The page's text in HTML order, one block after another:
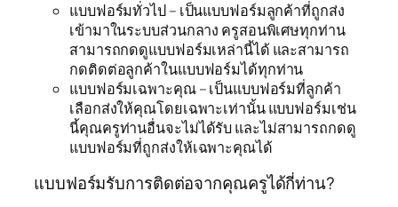
แบบฟอร์มทั่วไป – เป็นแบบฟอร์มลูกค้าที่ถูกส่ง
เข้ามาในระบบส่วนกลาง ครูสอนพิเศษทุกท่าน
สามารถกดดูแบบฟอร์มเหล่านี้ได้ และสามารถ
กดติดต่อลูกค้าในแบบฟอร์มได้ทุกท่าน
แบบฟอร์มเฉพาะคุณ – เป็นแบบฟอร์มที่ลูกค้า
เลือกส่งให้คุณโดยเฉพาะเท่านั้น แบบฟอร์มเช่น
นี้คุณครูท่านอื่นจะไม่ได้รับ และไม่สามารถกดดู
แบบฟอร์มที่ถูกส่งให้เฉพาะคุณได้
แบบฟอร์มรับการติดต่อจากคุณครูได้กี่ท่าน?